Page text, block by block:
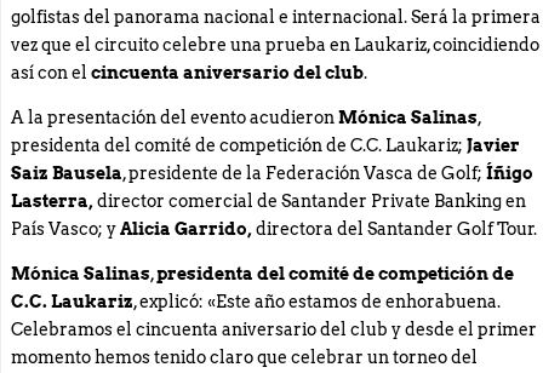
golfistas del panorama nacional e internacional. Será la primera
vez que el circuito celebre una prueba en Laukariz, coincidiendo
así con elcincuenta aniversario del club.
A la presentación del evento acudieronMónica Salinas,
presidenta del comité de competición de C.C. Laukariz;Javier
Saiz Bausela, presidente de la Federación Vasca de Golf; Íñigo
Lasterra,director comercial de Santander Private Banking en
País Vasco; yAlicia Garrido,directora del Santander Golf Tour.
Mónica Salinas,presidenta del comité de competición de
C.C. Laukariz, explicó: «Este año estamos de enhorabuena.
Celebramos el cincuenta aniversario del club y desde el primer
momento hemos tenido claro que celebrar un torneo del